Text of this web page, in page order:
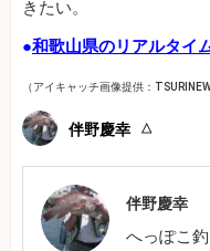
きたい。
●和歌山県のリアルタイ
（アイキャッチ画像提供：
伴野慶幸
伴野慶幸
へっぽこ